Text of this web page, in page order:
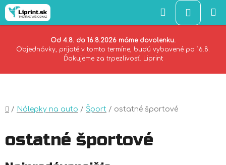
Od 4.8. do 16.8.2026 máme dovolenku.
Objednávky, prijaté v tomto termíne, budú vybavené po 16.8.
Ďakujeme za trpezlivosť. Liprint
Hľadať
KOŠÍK
Domov
/ Nálepky na auto / Šport / ostatné športové
ostatné športové